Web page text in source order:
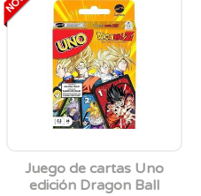
Juego de cartas Uno
edición Dragon Ball